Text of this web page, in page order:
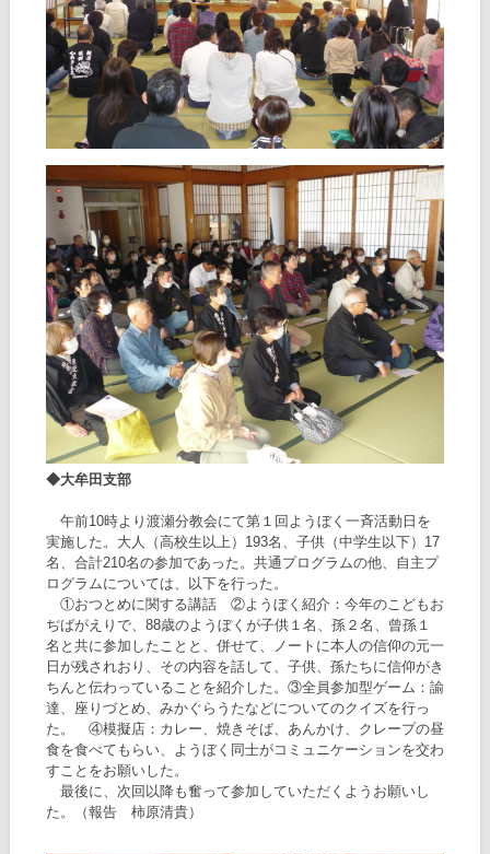
◆大牟田支部
午前10時より渡瀬分教会にて第１回ようぼく一斉活動日を
実施した。大人（高校生以上）193名、子供（中学生以下）17
名、合計210名の参加であった。共通プログラムの他、自主プ
ログラムについては、以下を行った。
①おつとめに関する講話 ②ようぼく紹介：今年のこどもお
ぢばがえりで、88歳のようぼくが子供１名、孫２名、曾孫１
名と共に参加したことと、併せて、ノートに本人の信仰の元一
日が残されおり、その内容を話して、子供、孫たちに信仰がき
ちんと伝わっていることを紹介した。③全員参加型ゲーム：諭
達、座りづとめ、みかぐらうたなどについてのクイズを行っ
た。 ④模擬店：カレー、焼きそば、あんかけ、クレープの昼
食を食べてもらい、ようぼく同士がコミュニケーションを交わ
すことをお願いした。
最後に、次回以降も奮って参加していただくようお願いし
た。（報告 柿原清貴）